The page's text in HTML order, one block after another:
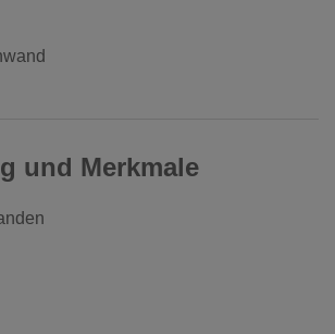
und Merkmale